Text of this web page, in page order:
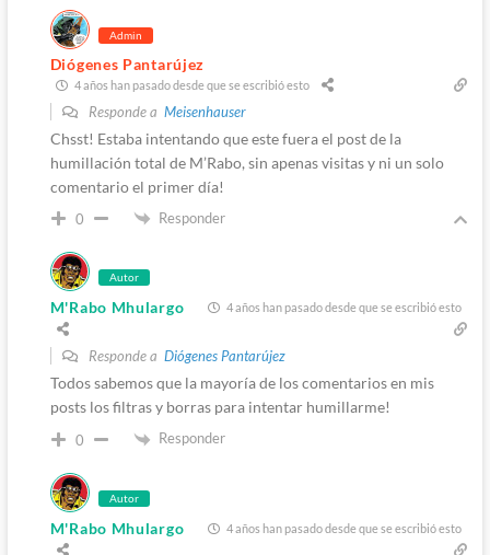
Admin
Diógenes Pantarújez
4 años han pasado desde que se escribió esto
Responde a Meisenhauser
Chsst! Estaba intentando que este fuera el post de la
humillación total de M’Rabo, sin apenas visitas y ni un solo
comentario el primer día!
0 Responder
Autor
M'Rabo Mhulargo 4 años han pasado desde que se escribió esto
Responde a Diógenes Pantarújez
Todos sabemos que la mayoría de los comentarios en mis
posts los filtras y borras para intentar humillarme!
0 Responder
Autor
M'Rabo Mhulargo 4 años han pasado desde que se escribió esto